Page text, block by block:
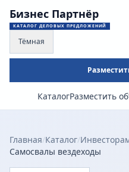
Бизнес Партнёр
КАТАЛОГ ДЕЛОВЫХ ПРЕДЛОЖЕНИЙ
Тёмная
КаталогРазместить
Главная/Каталог/
Самосвалы вездеходы